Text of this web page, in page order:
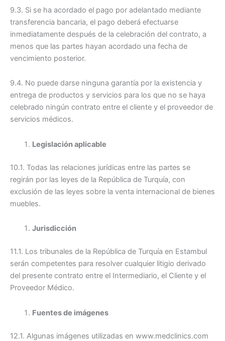
9.3. Si se ha acordado el pago por adelantado mediante
transferencia bancaria, el pago deberá efectuarse
inmediatamente después de la celebración del contrato, a
menos que las partes hayan acordado una fecha de
vencimiento posterior.
9.4. No puede darse ninguna garantía por la existencia y
entrega de productos y servicios para los que no se haya
celebrado ningún contrato entre el cliente y el proveedor de
servicios médicos.
Legislación aplicable
10.1. Todas las relaciones jurídicas entre las partes se
regirán por las leyes de la República de Turquía, con
exclusión de las leyes sobre la venta internacional de bienes
muebles.
Jurisdicción
11.1. Los tribunales de la República de Turquía en Estambul
serán competentes para resolver cualquier litigio derivado
del presente contrato entre el Intermediario, el Cliente y el
Proveedor Médico.
Fuentes de imágenes
12.1. Algunas imágenes utilizadas en www.medclinics.com